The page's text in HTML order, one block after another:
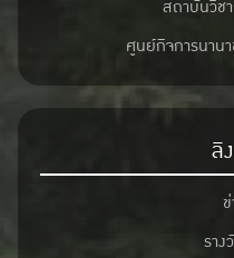
สถาบันวิช
ศูนย์กิจการนาน
ลิ
รา